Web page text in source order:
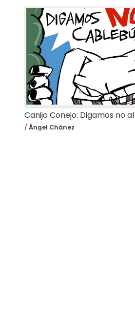
Canijo Conejo: Digamos no
Ángel Chánez